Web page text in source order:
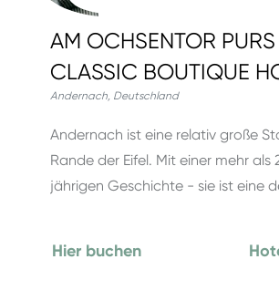
AM OCHSENTOR PURS
CLASSIC BOUTIQUE
Andernach, Deutschland
Andernach ist eine relativ große
Rande der Eifel. Mit einer mehr als
jährigen Geschichte - sie ist eine
Hier buchen